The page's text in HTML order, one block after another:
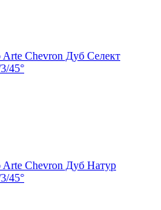
Chevron Дуб Селект
45°
Arte Chevron Дуб Натур
45°